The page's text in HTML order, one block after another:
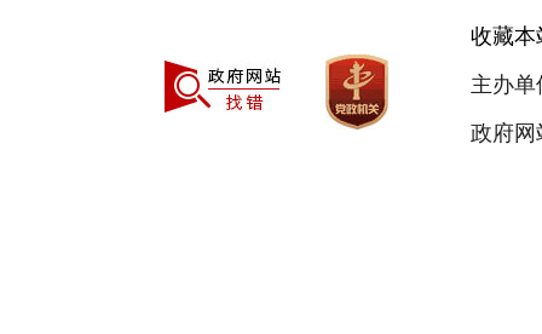
收藏本
主办
政府网